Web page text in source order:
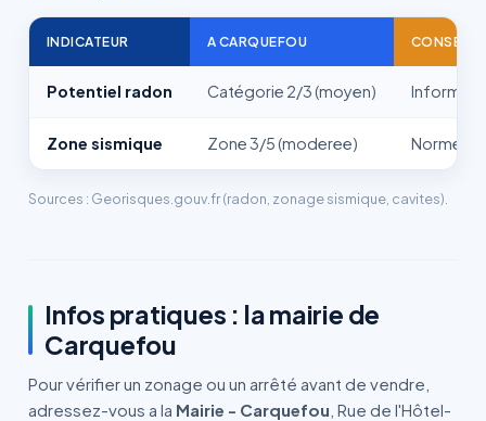
INDICATEUR A CARQUEFOU
Potentiel radon Catégorie 2/3 (moyen)
Zone sismique Zone 3/5 (moderee) Normes
Sources : Georisques.gouv.fr (radon, zonage sismique, cavites).
Infos pratiques : la mairie de
Carquefou
Pour vérifier un zonage ou un arrêté avant de vendre,
adressez-vous a la Mairie - Carquefou , Rue de l'Hôtel-